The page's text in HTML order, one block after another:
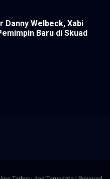
Danny Welbeck, Xabi
Baru di Skuad